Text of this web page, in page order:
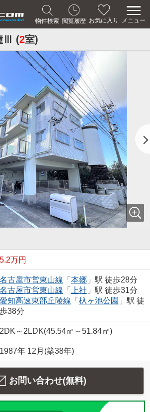
物件検索 閲覧履歴 お気に入り メニュー
Ⅲ (2室)
5.2万円
名古屋市営東山線 「 本郷」駅 徒歩28分
名古屋市営東山線 「 上社 」駅 徒歩31分
愛知高速東部丘陵線 「 杁ヶ池公園 」駅 徒
歩38分
2DK～2LDK(45.54㎡～51.84㎡)
1987年 12月(築38年)
お問い合わせ(無料)